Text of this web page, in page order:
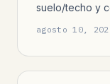
suelo/techo y
agosto 10,